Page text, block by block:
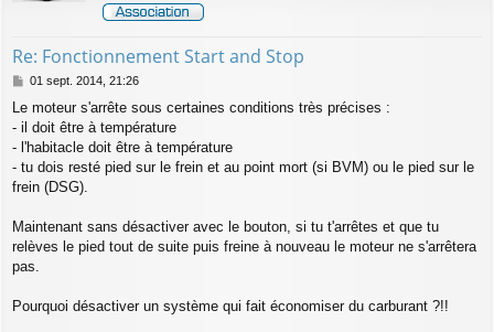
Re: Fonctionnement Start and Stop
M
s
a
g
e
01 sept. 2014, 21:26
Le moteur s'arrête sous certaines conditions très précises :
- il doit être à température
- l'habitacle doit être à température
- tu dois resté pied sur le frein et au point mort (si BVM) ou le pied sur le
frein (DSG).
Maintenant sans désactiver avec le bouton, si tu t'arrêtes et que tu
relèves le pied tout de suite puis freine à nouveau le moteur ne s'arrêtera
pas.
Pourquoi désactiver un système qui fait économiser du carburant ?!!